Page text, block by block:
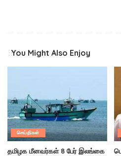
You Might Also Enjoy
செய்திகள்
தமிழக மீனவர்கள் 8 பேர் இலங்கை